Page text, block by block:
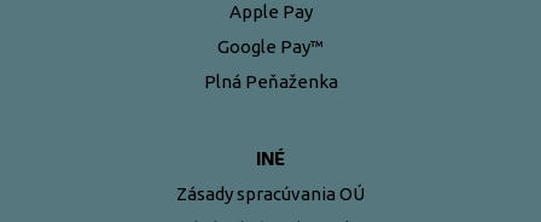
Apple Pay
Google Pay™
Plná Peňaženka
INÉ
Zásady spracúvania OÚ